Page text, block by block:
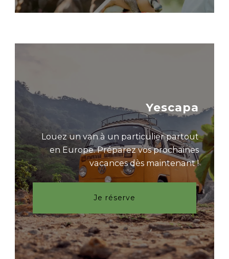
Yescapa
Louez un van à un particulier partout
en Europe. Préparez vos prochaines
vacances dès maintenant !
Je réserve